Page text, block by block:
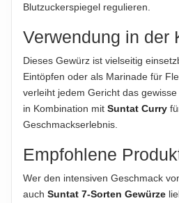
übernommen. Bitte prüfen Sie die Angaben auf
Blutzuckerspiegel regulieren.
Verwendung in der
Dieses Gewürz ist vielseitig
Eintöpfen oder als Marinade für
verleiht jedem Gericht das
in Kombination mit Suntat Curry
Geschmackserlebnis.
Empfohlene
Wer den intensiven Geschmack
auch Suntat 7-Sorten Gewürze